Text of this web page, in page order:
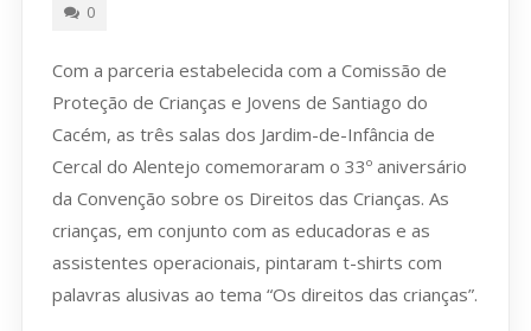
0
Com a parceria estabelecida com a Comissão de
Proteção de Crianças e Jovens de Santiago do
Cacém, as três salas dos Jardim-de-Infância de
Cercal do Alentejo comemoraram o 33º aniversário
da Convenção sobre os Direitos das Crianças. As
crianças, em conjunto com as educadoras e as
assistentes operacionais, pintaram t-shirts com
palavras alusivas ao tema “Os direitos das crianças”.